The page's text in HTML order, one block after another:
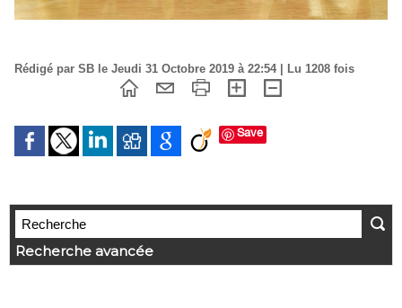
Rédigé par SB le Jeudi 31 Octobre 2019 à 22:54 | Lu 1208 fois
Save
Recherche avancée